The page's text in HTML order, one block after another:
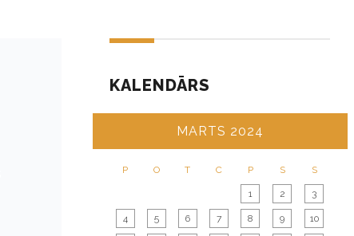
KALENDĀRS
MARTS 2024
P O T C P S S
1 2 3
4 5 6 7 8 9 10